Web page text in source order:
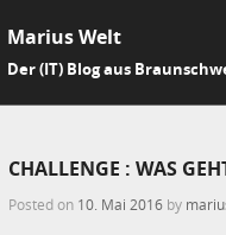
Marius Welt
Der (IT) Blog aus
CHALLENGE : WAS
Posted on 10. Mai 2016 by